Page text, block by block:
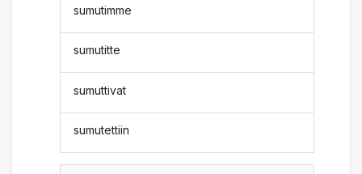
sumutimme
sumutitte
sumuttivat
sumutettiin